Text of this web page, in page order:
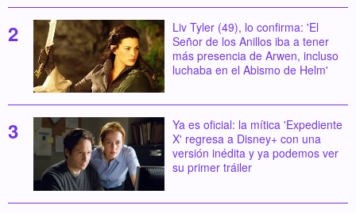
Liv Tyler (49), lo confirma: 'El
Señor de los Anillos iba a tener
más presencia de Arwen, incluso
luchaba en el Abismo de Helm'
Ya es oficial: la mítica 'Expediente
X' regresa a Disney+ con una
versión inédita y ya podemos ver
su primer tráiler